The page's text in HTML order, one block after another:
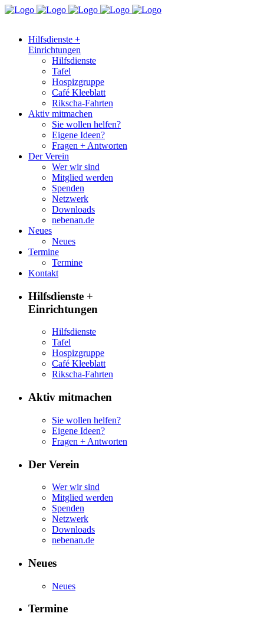
Hilfsdienste +
Einrichtungen
Hilfsdienste
Tafel
Hospizgruppe
Café Kleeblatt
Rikscha-Fahrten
Aktiv mitmachen
Sie wollen helfen?
Eigene Ideen?
Fragen + Antworten
Der Verein
Wer wir sind
Mitglied werden
Spenden
Netzwerk
Downloads
nebenan.de
Neues
Neues
Termine
Termine
Kontakt
Hilfsdienste +
Einrichtungen
Hilfsdienste
Tafel
Hospizgruppe
Café Kleeblatt
Rikscha-Fahrten
Aktiv mitmachen
Sie wollen helfen?
Eigene Ideen?
Fragen + Antworten
Der Verein
Wer wir sind
Mitglied werden
Spenden
Netzwerk
Downloads
nebenan.de
Neues
Neues
Termine